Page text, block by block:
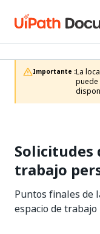
Importante :La
puede
Solicitudes
trabajo
Puntos finales de
espacio de